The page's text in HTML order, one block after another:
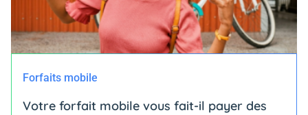
Forfaits mobile
Votre forfait mobile vous fait-il payer des